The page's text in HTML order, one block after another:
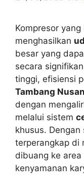
Kompresor
menghasilkan
besar yang
secara
tinggi, efisiensi
Tambang
dengan
melalui sistem
khusus.
terperangkap di
dibuang ke
kenyamanan